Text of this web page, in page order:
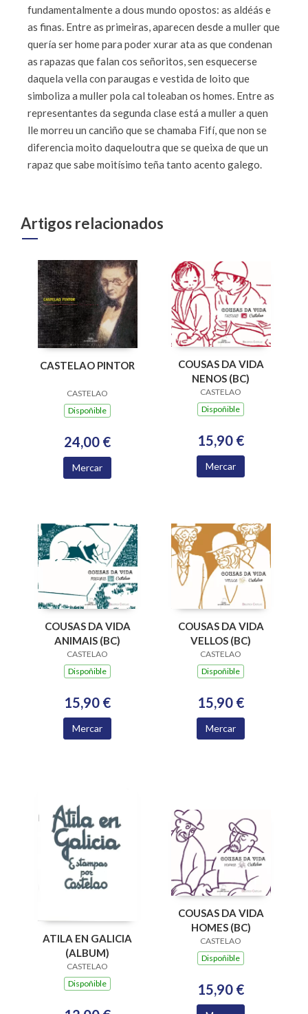
fundamentalmente a dous mundo opostos: as aldéás e
as finas. Entre as primeiras, aparecen desde a muller que
quería ser home para poder xurar ata as que condenan
as rapazas que falan cos señoritos, sen esquecerse
daquela vella con paraugas e vestida de loito que
simboliza a muller pola cal toleaban os homes. Entre as
representantes da segunda clase está a muller a quen
lle morreu un canciño que se chamaba Fifí, que non se
diferencia moito daqueloutra que se queixa de que un
rapaz que sabe moitísimo teña tanto acento galego.
Artigos relacionados
CASTELAO PINTOR
CASTELAO
Dispoñible
24,00 €
Mercar
COUSAS DA VIDA
NENOS (BC)
CASTELAO
Dispoñible
15,90 €
Mercar
COUSAS DA VIDA
ANIMAIS (BC)
CASTELAO
Dispoñible
15,90 €
Mercar
COUSAS DA VIDA
VELLOS (BC)
CASTELAO
Dispoñible
15,90 €
Mercar
ATILA EN GALICIA
(ALBUM)
CASTELAO
Dispoñible
COUSAS DA VIDA
HOMES (BC)
CASTELAO
Dispoñible
15,90 €